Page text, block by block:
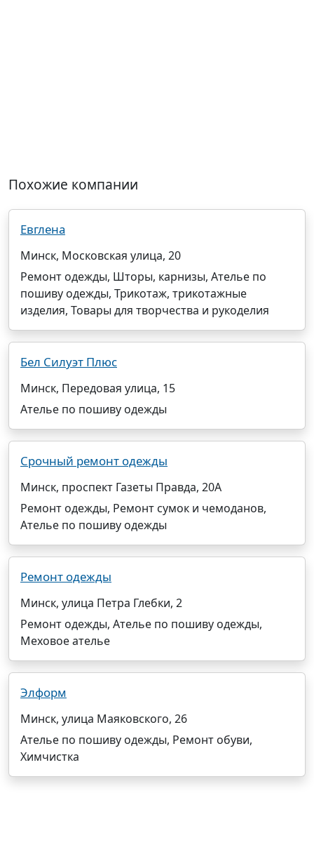
Похожие компании
Евглена
Минск, Московская улица, 20
Ремонт одежды, Шторы, карнизы, Ателье по
пошиву одежды, Трикотаж, трикотажные
изделия, Товары для творчества и рукоделия
Бел Силуэт Плюс
Минск, Передовая улица, 15
Ателье по пошиву одежды
Срочный ремонт одежды
Минск, проспект Газеты Правда, 20А
Ремонт одежды, Ремонт сумок и чемоданов,
Ателье по пошиву одежды
Ремонт одежды
Минск, улица Петра Глебки, 2
Ремонт одежды, Ателье по пошиву одежды,
Меховое ателье
Элформ
Минск, улица Маяковского, 26
Ателье по пошиву одежды, Ремонт обуви,
Химчистка